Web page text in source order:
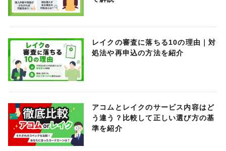
レイクの審査に落ちる10の理由｜対
処法や再申込の方法を紹介
アコムとレイクのサービス内容はど
う違う？比較して正しい選び方の基
準を紹介